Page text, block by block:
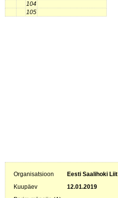
104
105
Organisatsioon Eesti Saalihoki Liit
Kuupäev
12.01.2019